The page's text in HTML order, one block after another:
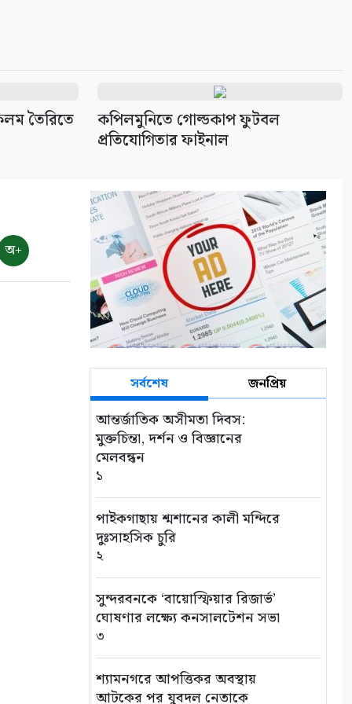
মহাপরিকল্পনা: আজকের উদ্যোগ,
১০
তৈরিতে
কপিলমুনিতে গোল্ডকাপ ফুটবল
প্রতিযোগিতার ফাইনাল
অ+
সর্বশেষ জনপ্রিয়
আন্তর্জাতিক অসীমতা দিবস:
মুক্তচিন্তা, দর্শন ও বিজ্ঞানের
মেলবন্ধন
১
পাইকগাছায় শ্মশানের কালী মন্দিরে
দুঃসাহসিক চুরি
২
সুন্দরবনকে ‘বায়োস্ফিয়ার রিজার্ভ’
ঘোষণার লক্ষ্যে কনসালটেশন সভা
৩
শ্যামনগরে আপত্তিকর অবস্থায়
আটকের পর যুবদল নেতাকে